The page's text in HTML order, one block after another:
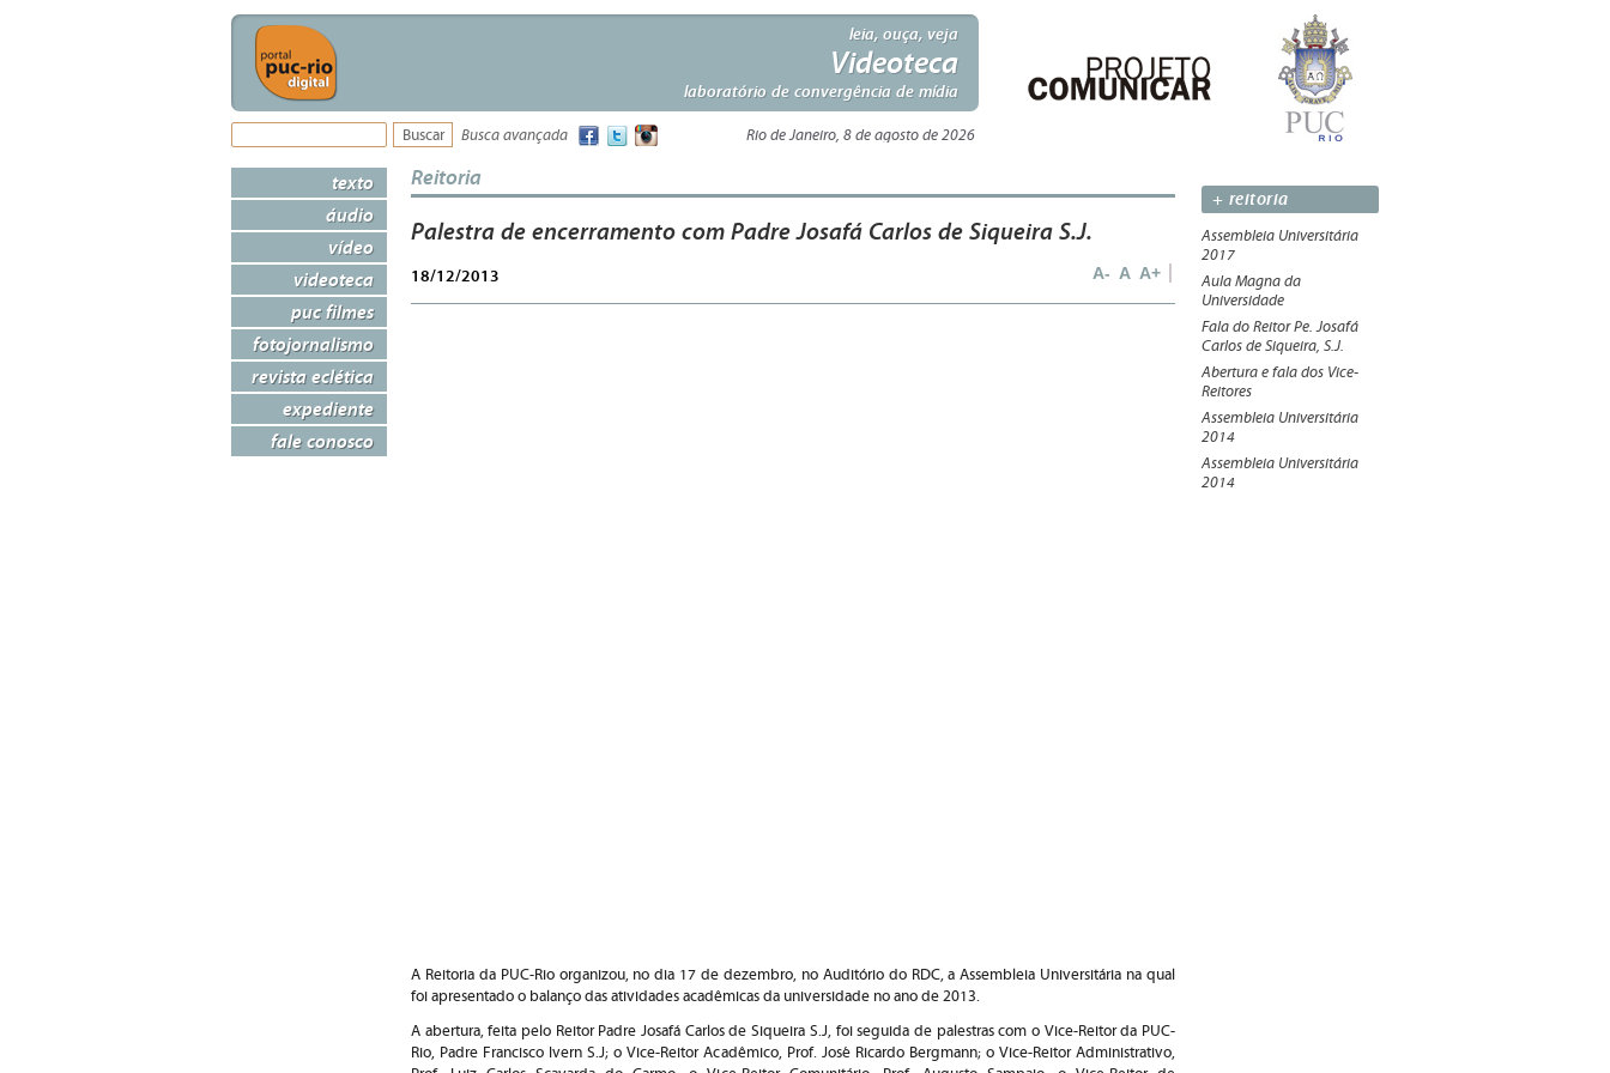
leia, ouça, veja
Videoteca
laboratório de convergência de mídia
Busca avançada Rio de Janeiro, 8 de agosto de 2026
texto
áudio
vídeo
videoteca
puc filmes
fotojornalismo
revista eclética
expediente
fale conosco
Reitoria
Palestra de encerramento com Padre Josafá Carlos de Siqueira S.J.
18/12/2013 A- A A+
A Reitoria da PUC-Rio organizou, no dia 17 de dezembro, no Auditório do RDC, a Assembleia Universitária na qual
foi apresentado o balanço das atividades acadêmicas da universidade no ano de 2013.
A abertura, feita pelo Reitor Padre Josafá Carlos de Siqueira S.J, foi seguida de palestras com o Vice-Reitor da PUC-
Rio, Padre Francisco Ivern S.J; o Vice-Reitor Acadêmico, Prof. José Ricardo Bergmann; o Vice-Reitor Administrativo,
+ reitoria
Assembleia Universitária
2017
Aula Magna da
Universidade
Fala do Reitor Pe. Josafá
Carlos de Siqueira, S.J.
Abertura e fala dos Vice-
Reitores
Assembleia Universitária
2014
Assembleia Universitária
2014